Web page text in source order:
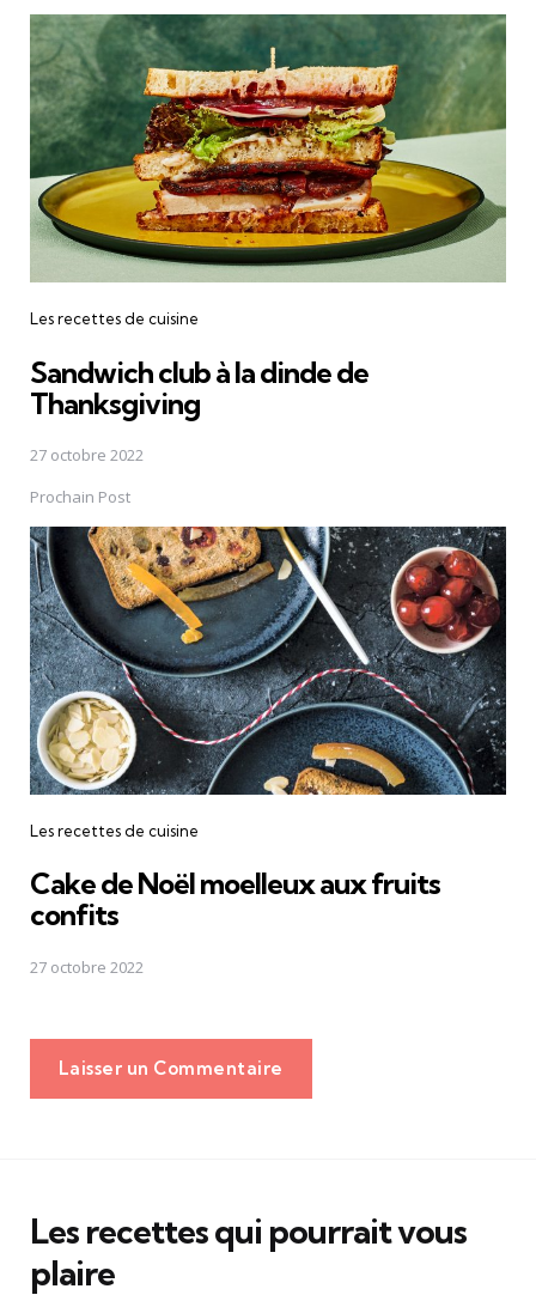
Les recettes de cuisine
Sandwich club à la dinde de
Thanksgiving
27 octobre 2022
Prochain Post
Les recettes de cuisine
Cake de Noël moelleux aux fruits
confits
27 octobre 2022
Laisser un Commentaire
Les recettes qui pourrait vous
plaire